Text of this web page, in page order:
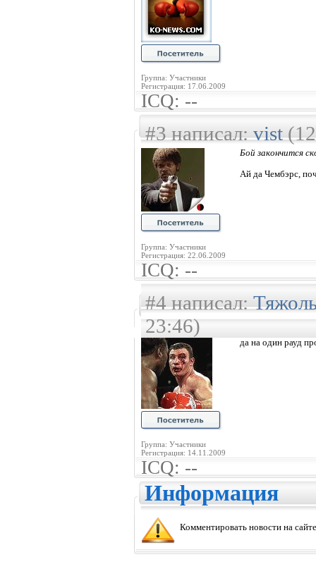
Группа: Участники
Регистрация: 17.06.2009
ICQ: --
#3 написал:vist(12
Группа: Участники
Регистрация: 22.06.2009
Бой закончится
Ай да Чембэрс,
ICQ: --
#4 написал:
23:46)
Группа: Участники
Регистрация: 14.11.2009
да на один рауд
ICQ: --
Информация
Комментировать новости на